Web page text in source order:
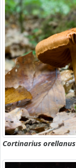
Cortinarius orellanus